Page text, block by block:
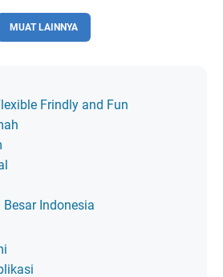
MUAT LAINNYA
Frindly and Fun
Indonesia